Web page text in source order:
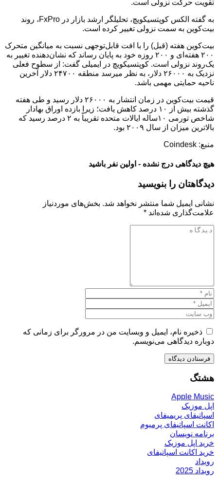
تقویت حرکت نزولی است.
به گفته الکس کوپتسیکویچ، تحلیلگر ارشد بازار در FxPro، روند
بیت‌کوین به سمت نزولی تغییر کرده است.
بیت‌کوین هفته (قبل) را با افت قابل‌توجهی نسبت به میانگین متحرک
۲۰۰ هفته‌ای و ۲۰۰ روزه خود به پایان رساند که نشان‌دهنده تغییر به
یک‌روند نزولی است. کوپتسیکویچ در ایمیلی گفت: از سطوح فعلی
نزدیک به ۲۶۰۰۰ دلار، به نظر می­رسد منطقه ۲۴۷۰۰ دلار آخرین
ناحیه حمایتی مهمی باشد.
قیمت بیت‌کوین در زمان انتشار به ۲۶۰۰۰ دلار رسید و طی هفته
گذشته بیش از ۱۰ درصد کاهش یافت؛ زیرا بازده اوراق بهادار
شاخص تورمی ۱۰ساله ایالات متحده تقریباً به ۲ درصد رسید که
بالاترین میزان از سال ۲۰۰۹ بود.
منبع: Coindesk
هیچ دیدگاهی درج نشده - اولین نفر باشید
دیدگاهتان را بنویسید
نشانی ایمیل شما منتشر نخواهد شد. بخش‌های موردنیاز
علامت‌گذاری شده‌اند *
ذخیره نام، ایمیل و وبسایت من در مرورگر برای زمانی که
دوباره دیدگاهی می‌نویسم.
هشتگ
Apple Music
اپل موزیک
اسپاتیفای پریمیفای
اکانت اسپاتیفای پرمیوم
برنامه نویسان
خرید اپل موزیک
خرید اکانت اسپاتیفای
رویداد
رویداد 2025